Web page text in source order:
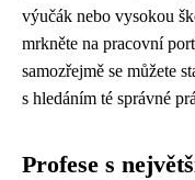
výučák nebo vysokou
mrkněte na pracovní
samozřejmě se můžete
s hledáním té správné
Profese s